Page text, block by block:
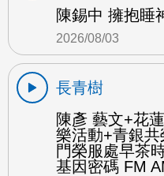
陳錫中 擁抱睡
2026/08/03
長青樹
陳彥 藝文+花
樂活動+青銀
門榮服處早茶
基因密碼 FM